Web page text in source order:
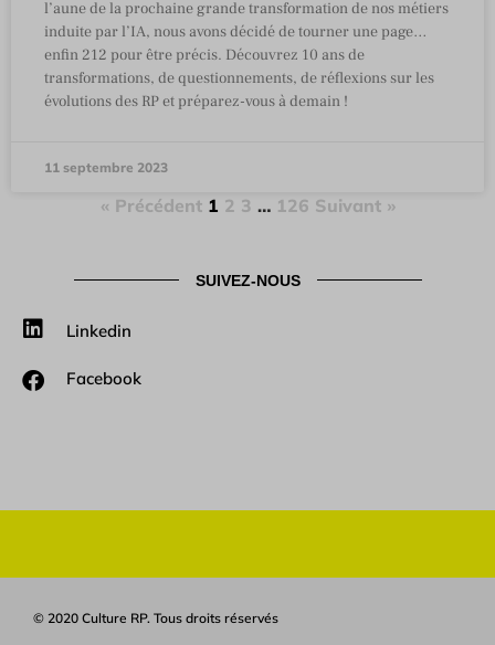
l’aune de la prochaine grande transformation de nos métiers
induite par l’IA, nous avons décidé de tourner une page…
enfin 212 pour être précis. Découvrez 10 ans de
transformations, de questionnements, de réflexions sur les
évolutions des RP et préparez-vous à demain !
11 septembre 2023
« Précédent 1 2 3 … 126 Suivant »
SUIVEZ-NOUS
Linkedin
Facebook
© 2020 Culture RP. Tous droits réservés